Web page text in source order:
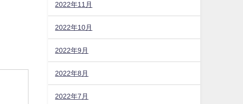
2022年11月
2022年10月
2022年9月
2022年8月
2022年7月